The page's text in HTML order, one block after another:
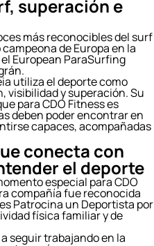
superación e
más reconocibles del surf
de Europa en la
European ParaSurfing
utiliza el deporte como
visibilidad y superación. Su
para CDO Fitness es
deben poder encontrar en
capaces, acompañadas
conecta con
el deporte
especial para CDO
compañía fue reconocida
Patrocina un Deportista por
física familiar y de
seguir trabajando en la